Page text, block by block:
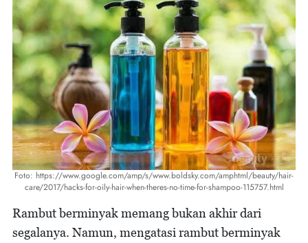
Foto: https://www.google.com/amp/s/www.boldsky.com/amphtml/beauty/hair-
care/2017/hacks-for-oily-hair-when-theres-no-time-for-shampoo-115757.html
Rambut berminyak memang bukan akhir dari
segalanya. Namun, mengatasi rambut berminyak